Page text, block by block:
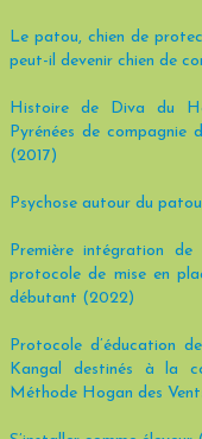
Le patou, chien de
peut-il devenir chien de
Histoire de Diva du
Pyrénées de compagnie
(2017)
Psychose autour du
Première intégration
protocole de mise en
débutant (2022)
Protocole d’éducation
Kangal destinés à la
Méthode Hogan des